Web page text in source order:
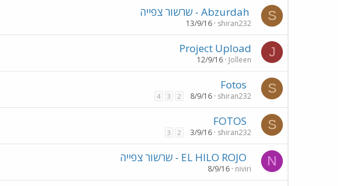
S
shiran232
13/9/16
J
Project Upload
Jolleen
12/9/16
S
shiran232
8/9/16
2
3
4
S
shiran232
3/9/16
2
3
N
niviri
8/9/16